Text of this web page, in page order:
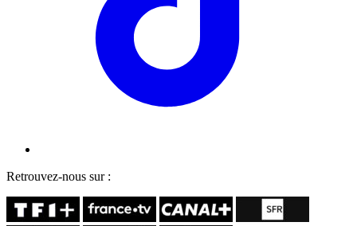
Retrouvez-nous sur :